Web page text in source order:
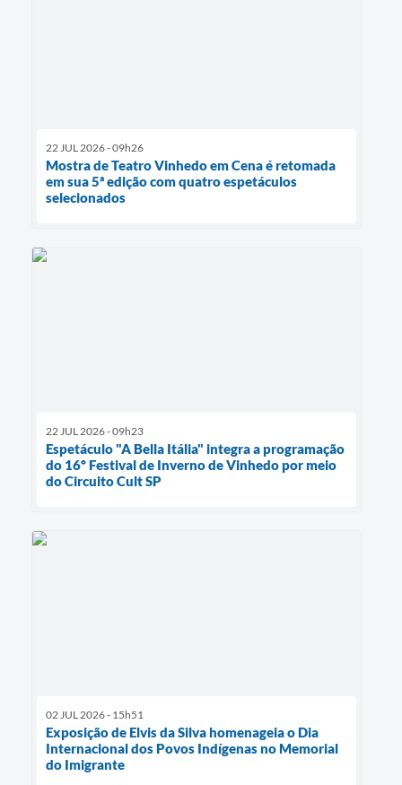
22 JUL 2026 - 09h26
Mostra de Teatro Vinhedo em Cena é retomada
em sua 5ª edição com quatro espetáculos
selecionados
22 JUL 2026 - 09h23
Espetáculo "A Bella Itália" integra a programação
do 16º Festival de Inverno de Vinhedo por meio
do Circuito Cult SP
02 JUL 2026 - 15h51
Exposição de Elvis da Silva homenageia o Dia
Internacional dos Povos Indígenas no Memorial
do Imigrante